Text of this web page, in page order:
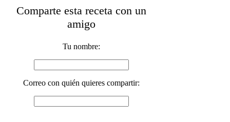
Comparte esta receta con un
amigo
Tu nombre:
Correo con quién quieres compartir: